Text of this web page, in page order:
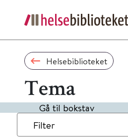
Helsebiblioteket
Tema
Gå til bokstav
Filter